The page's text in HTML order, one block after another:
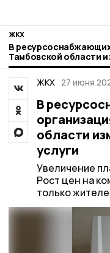
ЖКХ
В
Тамбовской области
на услуги
ЖКХ 27 июня
В
области
услуги
Увеличение
Рост цен на
только